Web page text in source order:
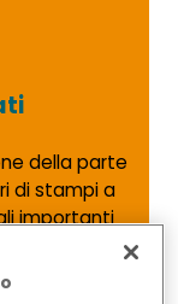
della parte
di stampi a
importanti
una